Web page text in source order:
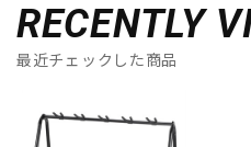
RECENTLY
最近チェックした商品